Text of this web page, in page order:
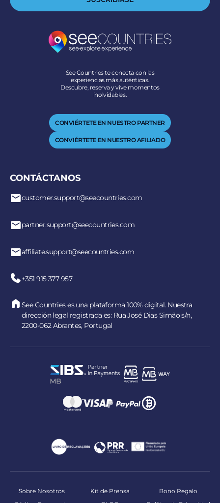
See Countries te conecta con las
experiencias más auténticas.
Descubre, reserva y vive momentos
inolvidables.
CONVIÉRTETE EN NUESTRO PARTNER
CONVIÉRTETE EN NUESTRO AFILIADO
CONTÁCTANOS
customer.support@seecountries.com
partner.support@seecountries.com
affiliate.support@seecountries.com
+351 915 377 957
See Countries es una plataforma 100% digital. Nuestra
dirección legal registrada es: Rua José Dias Simão s/n,
2200-062 Abrantes, Portugal
Sobre Nosotros Kit de Prensa
Bono Regalo